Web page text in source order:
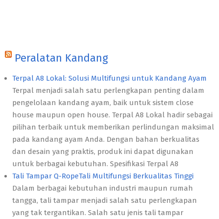
Peralatan Kandang
Terpal A8 Lokal: Solusi Multifungsi untuk Kandang Ayam
Terpal menjadi salah satu perlengkapan penting dalam
pengelolaan kandang ayam, baik untuk sistem close
house maupun open house. Terpal A8 Lokal hadir sebagai
pilihan terbaik untuk memberikan perlindungan maksimal
pada kandang ayam Anda. Dengan bahan berkualitas
dan desain yang praktis, produk ini dapat digunakan
untuk berbagai kebutuhan. Spesifikasi Terpal A8
Tali Tampar Q-RopeTali Multifungsi Berkualitas Tinggi
Dalam berbagai kebutuhan industri maupun rumah
tangga, tali tampar menjadi salah satu perlengkapan
yang tak tergantikan. Salah satu jenis tali tampar